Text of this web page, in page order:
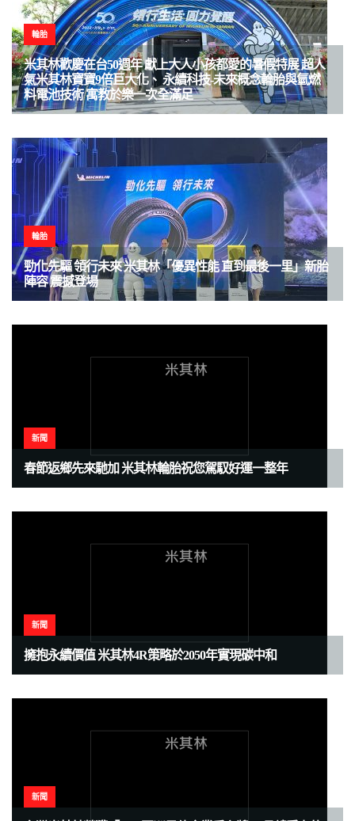
輪胎
米其林歡慶在台50週年 獻上大人小孩都愛的暑假特展 超人
氣米其林寶寶9倍巨大化、 永續科技-未來概念輪胎與氫燃
料電池技術 寓教於樂一次全滿足
輪胎
勁化先驅 領行未來 米其林「優異性能 直到最後一里」新胎
陣容 震撼登場
新聞
春節返鄉先來馳加 米其林輪胎祝您駕馭好運一整年
新聞
擁抱永續價值 米其林4R策略於2050年實現碳中和
新聞